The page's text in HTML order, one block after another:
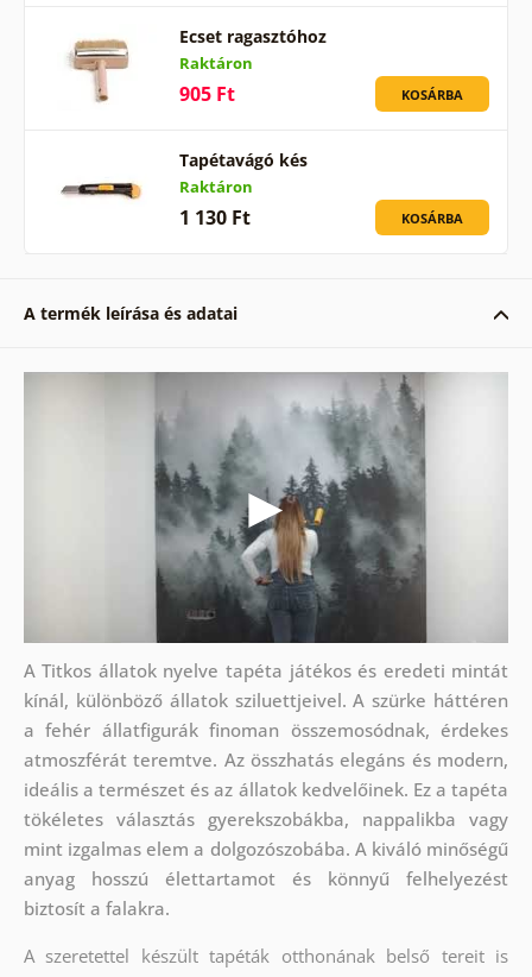
Ecset ragasztóhoz
Raktáron
905 Ft KOSÁRBA
Tapétavágó kés
Raktáron
1 130 Ft KOSÁRBA
A termék leírása és adatai
A Titkos állatok nyelve tapéta játékos és eredeti mintát
kínál, különböző állatok sziluettjeivel. A szürke háttéren
a fehér állatfigurák finoman összemosódnak, érdekes
atmoszférát teremtve. Az összhatás elegáns és modern,
ideális a természet és az állatok kedvelőinek. Ez a tapéta
tökéletes választás gyerekszobákba, nappalikba vagy
mint izgalmas elem a dolgozószobába. A kiváló minőségű
anyag hosszú élettartamot és könnyű felhelyezést
biztosít a falakra.
A szeretettel készült tapéták otthonának belső tereit is